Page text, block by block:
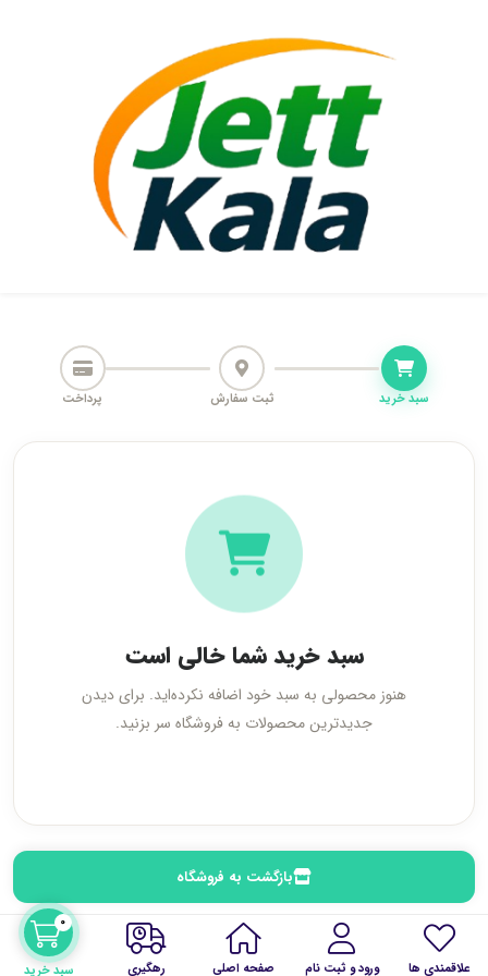
سبد خرید ثبت سفارش پرداخت
سبد خرید شما خالی است
هنوز محصولی به سبد خود اضافه نکرده‌اید. برای دیدن
جدیدترین محصولات به فروشگاه سر بزنید.
بازگشت به فروشگاه
0
سبد خرید رهگیری صفحه اصلی ورود و ثبت نام علاقمندی ها